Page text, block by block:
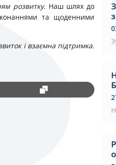
розвитку. Наш шлях до
та щоденними
і взаємна підтримка.